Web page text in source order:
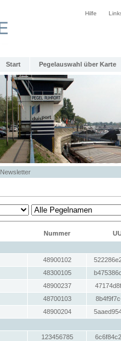
Hilfe
Start Pegelauswahl über Karte
Newsletter
Nummer
48900102
48300105
48900237
48700103
48900204
123456785